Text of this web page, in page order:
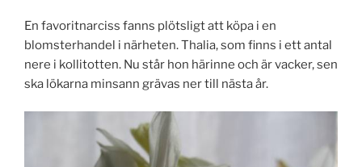
En favoritnarciss fanns plötsligt att köpa i en
blomsterhandel i närheten. Thalia, som finns i ett antal
nere i kollitotten. Nu står hon härinne och är vacker, sen
ska lökarna minsann grävas ner till nästa år.